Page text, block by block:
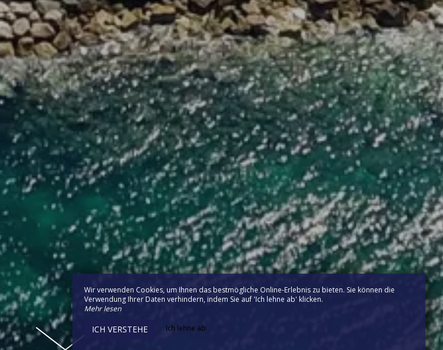
Wir verwenden Cookies, um Ihnen das bestmögliche Online-Erlebnis zu bieten. Sie können die
Verwendung Ihrer Daten verhindern, indem Sie auf 'Ich lehne ab' klicken.
Mehr lesen
ICH VERSTEHE Ich lehne ab